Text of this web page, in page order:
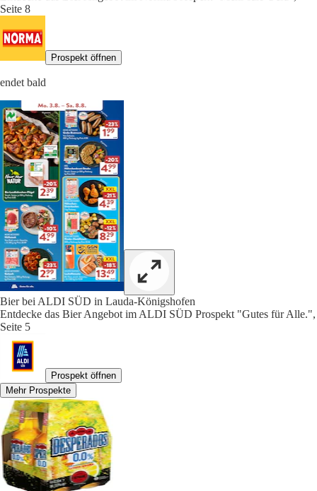
Seite 8
Prospekt öffnen
endet bald
Bier bei ALDI SÜD in Lauda-Königshofen
Entdecke das Bier Angebot im ALDI SÜD Prospekt "Gutes für Alle.",
Seite 5
Prospekt öffnen
Mehr Prospekte